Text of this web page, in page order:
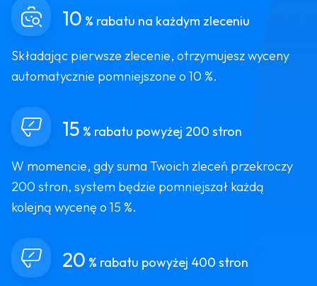
10 % rabatu na każdym zleceniu
Składając pierwsze zlecenie, otrzymujesz wyceny
automatycznie pomniejszone o 10 %.
15 % rabatu powyżej 200 stron
W momencie, gdy suma Twoich zleceń przekroczy
200 stron, system będzie pomniejszał każdą
kolejną wycenę o 15 %.
20 % rabatu powyżej 400 stron